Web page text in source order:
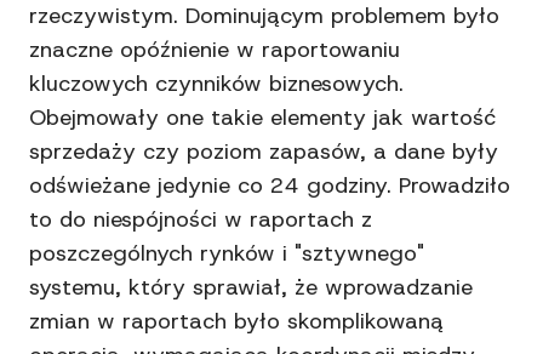
rzeczywistym. Dominującym problemem było
znaczne opóźnienie w raportowaniu
kluczowych czynników biznesowych.
Obejmowały one takie elementy jak wartość
sprzedaży czy poziom zapasów, a dane były
odświeżane jedynie co 24 godziny. Prowadziło
to do niespójności w raportach z
poszczególnych rynków i "sztywnego"
systemu, który sprawiał, że wprowadzanie
zmian w raportach było skomplikowaną